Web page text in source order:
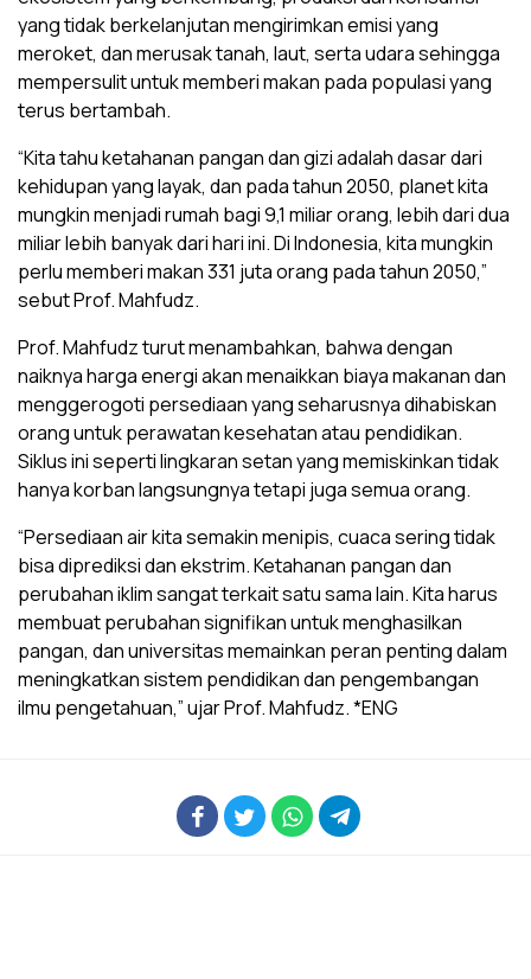
yang tidak berkelanjutan mengirimkan emisi yang
meroket, dan merusak tanah, laut, serta udara sehingga
mempersulit untuk memberi makan pada populasi yang
terus bertambah.
“Kita tahu ketahanan pangan dan gizi adalah dasar dari
kehidupan yang layak, dan pada tahun 2050, planet kita
mungkin menjadi rumah bagi 9,1 miliar orang, lebih dari dua
miliar lebih banyak dari hari ini. Di Indonesia, kita mungkin
perlu memberi makan 331 juta orang pada tahun 2050,”
sebut Prof. Mahfudz.
Prof. Mahfudz turut menambahkan, bahwa dengan
naiknya harga energi akan menaikkan biaya makanan dan
menggerogoti persediaan yang seharusnya dihabiskan
orang untuk perawatan kesehatan atau pendidikan.
Siklus ini seperti lingkaran setan yang memiskinkan tidak
hanya korban langsungnya tetapi juga semua orang.
“Persediaan air kita semakin menipis, cuaca sering tidak
bisa diprediksi dan ekstrim. Ketahanan pangan dan
perubahan iklim sangat terkait satu sama lain. Kita harus
membuat perubahan signifikan untuk menghasilkan
pangan, dan universitas memainkan peran penting dalam
meningkatkan sistem pendidikan dan pengembangan
ilmu pengetahuan,” ujar Prof. Mahfudz. *ENG